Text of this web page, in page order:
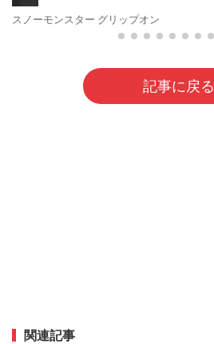
スノーモンスター グリップオン
記事に戻る
関連記事